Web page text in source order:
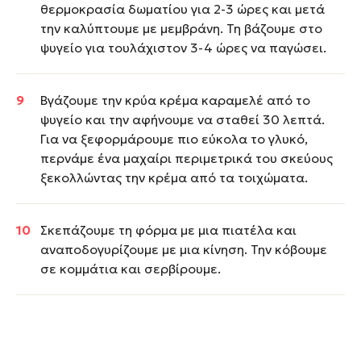
θερμοκρασία δωματίου για 2-3 ώρες και μετά
την καλύπτουμε με μεμβράνη. Τη βάζουμε στο
ψυγείο για τουλάχιστον 3-4 ώρες να παγώσει.
Βγάζουμε την κρύα κρέμα καραμελέ από το
ψυγείο και την αφήνουμε να σταθεί 30 λεπτά.
Για να ξεφορμάρουμε πιο εύκολα το γλυκό,
περνάμε ένα μαχαίρι περιμετρικά του σκεύους
ξεκολλώντας την κρέμα από τα τοιχώματα.
Σκεπάζουμε τη φόρμα με μια πιατέλα και
αναποδογυρίζουμε με μια κίνηση. Την κόβουμε
σε κομμάτια και σερβίρουμε.